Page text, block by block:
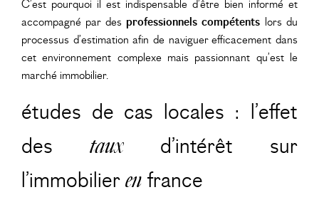
C’est pourquoi il est indispensable d’être bien informé et
accompagné par des professionnels compétents lors du
processus d’estimation afin de naviguer efficacement dans
cet environnement complexe mais passionnant qu’est le
marché immobilier.
études de cas locales : l’effet
des tauxd’intérêt sur
l’immobilieren france